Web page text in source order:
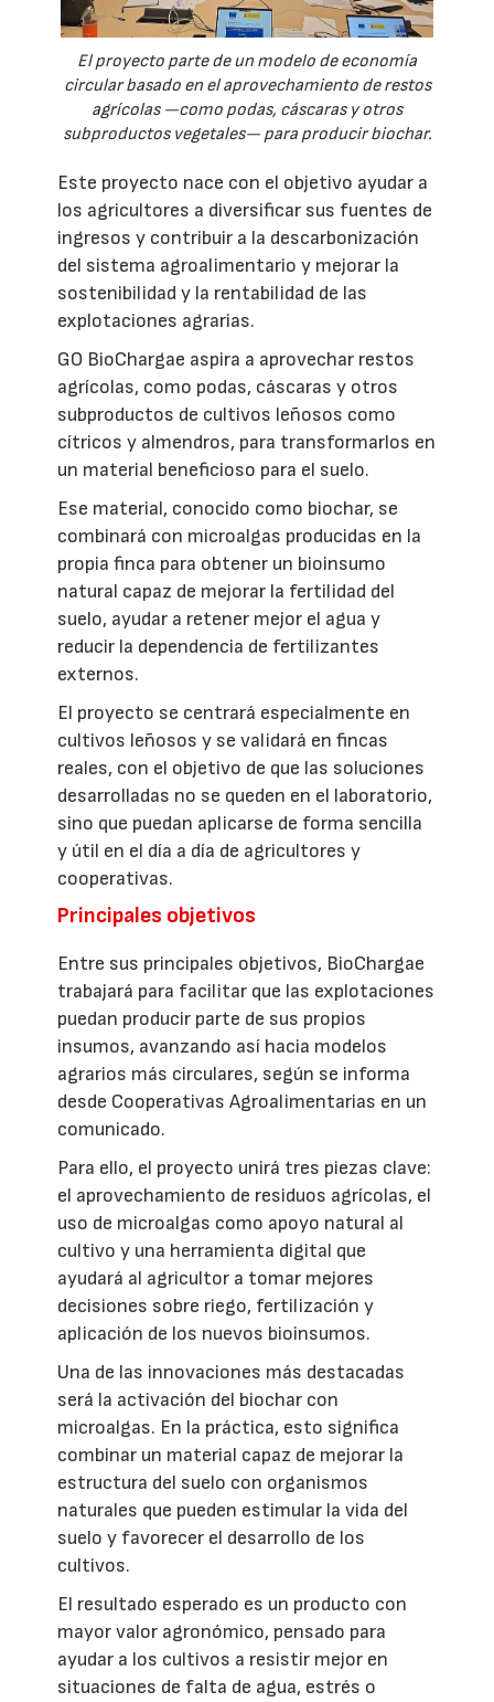
El proyecto parte de un modelo de economía
circular basado en el aprovechamiento de restos
agrícolas —como podas, cáscaras y otros
subproductos vegetales— para producir biochar.
Este proyecto nace con el objetivo ayudar a
los agricultores a diversificar sus fuentes de
ingresos y contribuir a la descarbonización
del sistema agroalimentario y mejorar la
sostenibilidad y la rentabilidad de las
explotaciones agrarias.
GO BioChargae aspira a aprovechar restos
agrícolas, como podas, cáscaras y otros
subproductos de cultivos leñosos como
cítricos y almendros, para transformarlos en
un material beneficioso para el suelo.
Ese material, conocido como biochar, se
combinará con microalgas producidas en la
propia finca para obtener un bioinsumo
natural capaz de mejorar la fertilidad del
suelo, ayudar a retener mejor el agua y
reducir la dependencia de fertilizantes
externos.
El proyecto se centrará especialmente en
cultivos leñosos y se validará en fincas
reales, con el objetivo de que las soluciones
desarrolladas no se queden en el laboratorio,
sino que puedan aplicarse de forma sencilla
y útil en el día a día de agricultores y
cooperativas.
Principales objetivos
Entre sus principales objetivos, BioChargae
trabajará para facilitar que las explotaciones
puedan producir parte de sus propios
insumos, avanzando así hacia modelos
agrarios más circulares, según se informa
desde Cooperativas Agroalimentarias en un
comunicado.
Para ello, el proyecto unirá tres piezas clave:
el aprovechamiento de residuos agrícolas, el
uso de microalgas como apoyo natural al
cultivo y una herramienta digital que
ayudará al agricultor a tomar mejores
decisiones sobre riego, fertilización y
aplicación de los nuevos bioinsumos.
Una de las innovaciones más destacadas
será la activación del biochar con
microalgas. En la práctica, esto significa
combinar un material capaz de mejorar la
estructura del suelo con organismos
naturales que pueden estimular la vida del
suelo y favorecer el desarrollo de los
cultivos.
El resultado esperado es un producto con
mayor valor agronómico, pensado para
ayudar a los cultivos a resistir mejor en
situaciones de falta de agua, estrés o